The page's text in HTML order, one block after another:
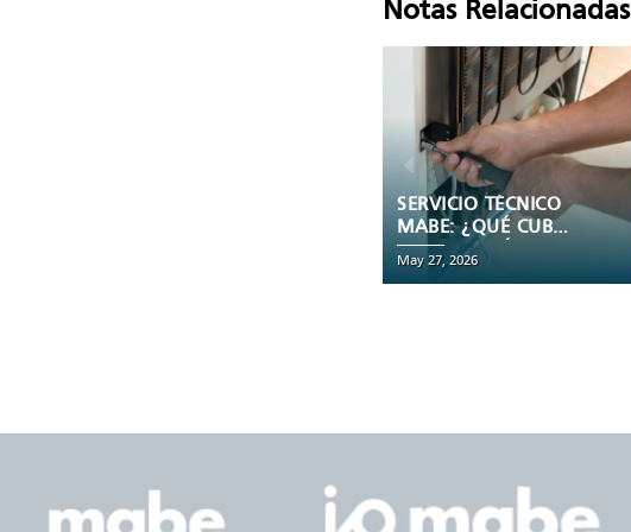
Notas Relacionadas
¿CUÁLES SON LAS
PARTES DE UN
HORNO ELÉCTRICO?
May 27, 2026